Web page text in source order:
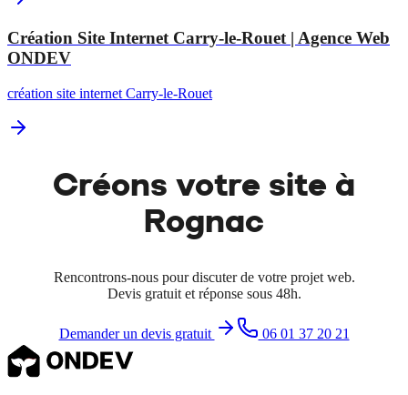
Création Site Internet Carry-le-Rouet | Agence Web
ONDEV
création site internet Carry-le-Rouet
Créons votre site à
Rognac
Rencontrons-nous pour discuter de votre projet web.
Devis gratuit et réponse sous 48h.
Demander un devis gratuit 06 01 37 20 21